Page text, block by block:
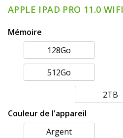
APPLE IPAD PRO 11.0
Mémoire
128Go
512Go
2TB
Couleur de l'appareil
Argent